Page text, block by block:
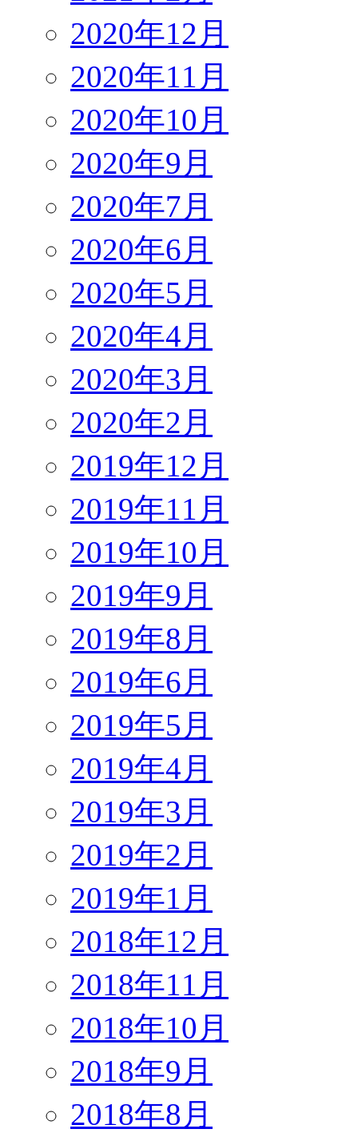
2020年12月
2020年11月
2020年10月
2020年9月
2020年7月
2020年6月
2020年5月
2020年4月
2020年3月
2020年2月
2019年12月
2019年11月
2019年10月
2019年9月
2019年8月
2019年6月
2019年5月
2019年4月
2019年3月
2019年2月
2019年1月
2018年12月
2018年11月
2018年10月
2018年9月
2018年8月